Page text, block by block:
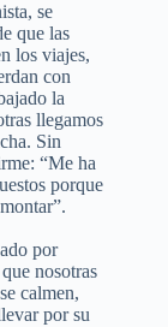
se
que las
los viajes,
con
la
llegamos
Sin
“Me ha
porque
por
nosotras
calmen,
por su